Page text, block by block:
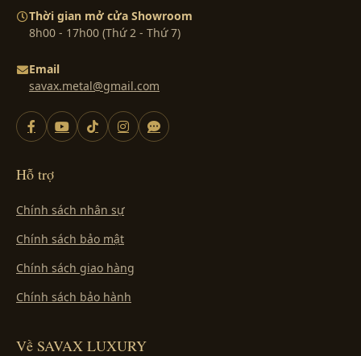
Thời gian mở cửa Showroom
8h00 - 17h00 (Thứ 2 - Thứ 7)
Email
savax.metal@gmail.com
Hỗ trợ
Chính sách nhân sự
Chính sách bảo mật
Chính sách giao hàng
Chính sách bảo hành
Về SAVAX LUXURY